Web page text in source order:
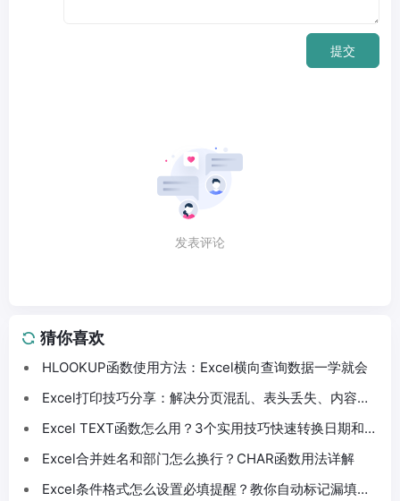
提交
发表评论
猜你喜欢
HLOOKUP函数使用方法：Excel横向查询数据一学就会
Excel打印技巧分享：解决分页混乱、表头丢失、内容截
Excel TEXT函数怎么用？3个实用技巧快速转换日期和数
Excel合并姓名和部门怎么换行？CHAR函数用法详解
Excel条件格式怎么设置必填提醒？教你自动标记漏填数